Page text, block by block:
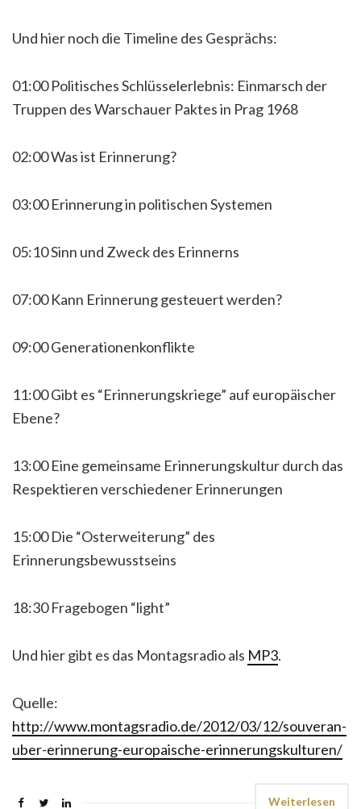
Und hier noch die Timeline des Gesprächs:
01:00 Politisches Schlüsselerlebnis: Einmarsch der
Truppen des Warschauer Paktes in Prag 1968
02:00 Was ist Erinnerung?
03:00 Erinnerung in politischen Systemen
05:10 Sinn und Zweck des Erinnerns
07:00 Kann Erinnerung gesteuert werden?
09:00 Generationenkonflikte
11:00 Gibt es “Erinnerungskriege” auf europäischer
Ebene?
13:00 Eine gemeinsame Erinnerungskultur durch das
Respektieren verschiedener Erinnerungen
15:00 Die “Osterweiterung” des
Erinnerungsbewusstseins
18:30 Fragebogen “light”
Und hier gibt es das Montagsradio als MP3.
Quelle:
http://www.montagsradio.de/2012/03/12/souveran-
uber-erinnerung-europaische-erinnerungskulturen/
Weiterlesen